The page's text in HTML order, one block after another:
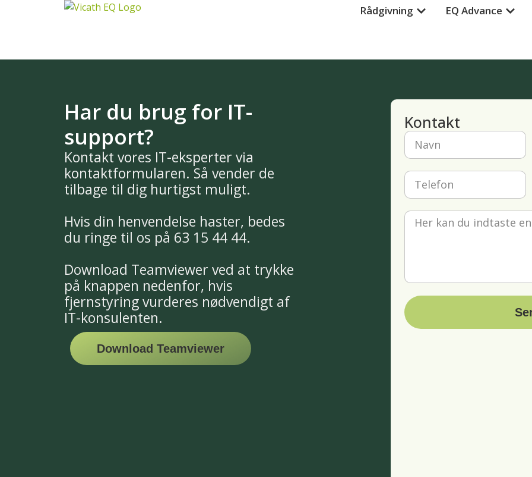
Rådgivning EQ Advance
Har du brug for IT-
support?
Kontakt vores IT-eksperter via
kontaktformularen. Så vender de
tilbage til dig hurtigst muligt.
Hvis din henvendelse haster, bedes
du ringe til os på 63 15 44 44.
Download Teamviewer ved at trykke
på knappen nedenfor, hvis
fjernstyring vurderes nødvendigt af
IT-konsulenten.
Download Teamviewer
Kontakt